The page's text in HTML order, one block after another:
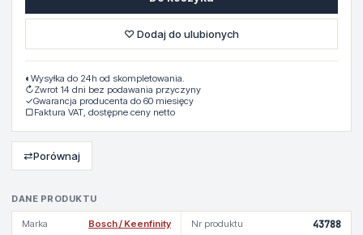
DANE PRODUKTU
Marka Bosch / Keenfinity Nr produktu 43788
♡ Dodaj do ulubionych
◐ Wysyłka do 24h od skompletowania.
↻Zwrot 14 dni bez podawania przyczyny
✓Gwarancja producenta do 60 miesięcy
▢Faktura VAT, dostępne ceny netto
⇄Porównaj